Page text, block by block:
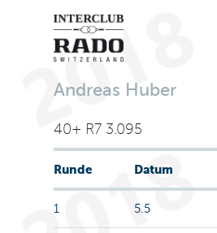
Andreas Huber
40+ R7 3.095
Runde Datum
1 5.5